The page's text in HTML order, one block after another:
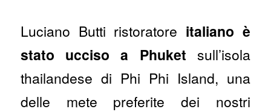
Luciano Butti ristoratore italiano è
stato ucciso a Phuket sull’isola
thailandese di Phi Phi Island, una
delle mete preferite dei nostri